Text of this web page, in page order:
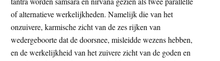
of alternatieve werkelijkheden. Namelijk die van het
onzuivere, karmische zicht van de zes rijken van
wedergeboorte dat de doorsnee, misleidde wezens hebben,
en de werkelijkheid van het zuivere zicht van de goden en